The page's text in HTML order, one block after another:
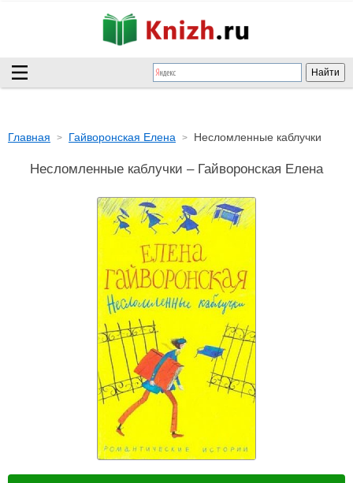
Главная Гайворонская Елена Несломленные каблучки
Несломленные каблучки – Гайворонская Елена